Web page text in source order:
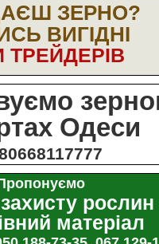
ЗЕРНО?
ВИГІДНІ
ТРЕЙДЕРІВ
Одеси
рослин
матеріал